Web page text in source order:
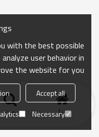
منزل بحث
with the best possible
user behavior in
the website for you.
Accept all
Necessary